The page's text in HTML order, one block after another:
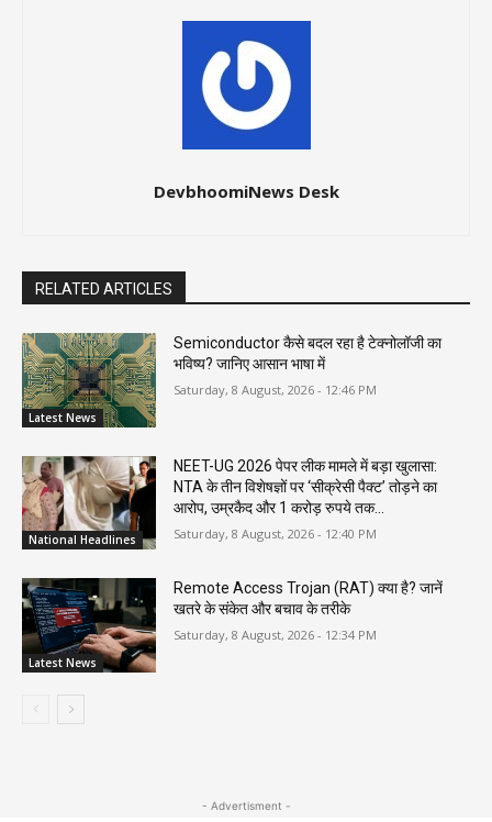
DevbhoomiNews Desk
RELATED ARTICLES
Latest News
Semiconductor कैसे बदल रहा है टेक्नोलॉजी का
भविष्य? जानिए आसान भाषा में
Saturday, 8 August, 2026 - 12:46 PM
National Headlines
NEET-UG 2026 पेपर लीक मामले में बड़ा खुलासा:
NTA के तीन विशेषज्ञों पर ‘सीक्रेसी पैक्ट’ तोड़ने का
आरोप, उम्रकैद और 1 करोड़ रुपये तक...
Saturday, 8 August, 2026 - 12:40 PM
Latest News
Remote Access Trojan (RAT) क्या है? जानें
खतरे के संकेत और बचाव के तरीके
Saturday, 8 August, 2026 - 12:34 PM
- Advertisment -